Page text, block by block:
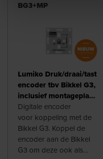
BG3+MP
Lumiko Druk/draai/tast
encoder tbv Bikkel G3,
inclusief montageplaat
| 891310
Digitale encoder
voor koppeling met de
Bikkel G3. Koppel de
encoder aan de Bikkel
G3 om deze ook als